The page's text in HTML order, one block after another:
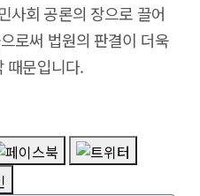
사회 공론의 장으로 끌어
로써 법원의 판결이 더욱
때문입니다.